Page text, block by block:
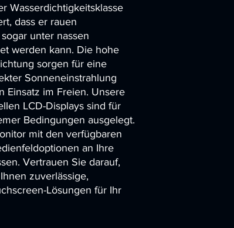
Wasserdichtigkeitsklasse
dass er rauen
unter nassen
werden kann. Die hohe
sorgen für eine
Sonneneinstrahlung
Einsatz im Freien. Unsere
LCD-Displays sind für
Bedingungen ausgelegt.
mit den verfügbaren
an Ihre
Vertrauen Sie darauf,
zuverlässige,
Lösungen für Ihr